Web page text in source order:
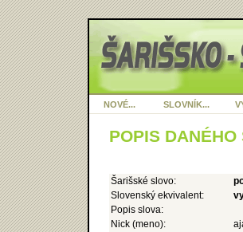
NOVÉ... SLOVNÍK...
POPIS DANÉHO
Šarišské slovo:
Slovenský ekvivalent:
Popis slova:
Nick (meno):